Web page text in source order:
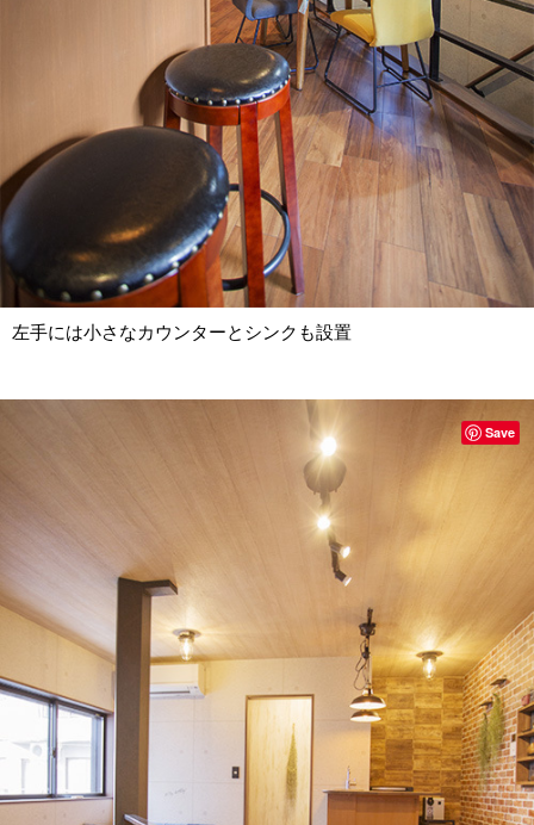
左手には小さなカウンターとシンクも設置
Save